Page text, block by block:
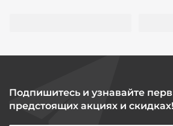
Подпишитесь и узнавайте
предстоящих акциях и скидках!